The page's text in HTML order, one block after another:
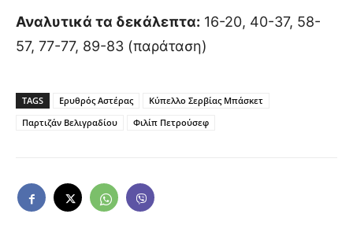
Αναλυτικά τα δεκάλεπτα: 16-20, 40-37, 58-
57, 77-77, 89-83 (παράταση)
TAGS Ερυθρός Αστέρας
Κύπελλο Σερβίας Μπάσκετ
Παρτιζάν Βελιγραδίου
Φιλίπ Πετρούσεφ